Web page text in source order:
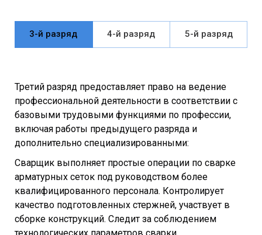
3-й разряд 4-й разряд 5-й разряд
Третий разряд предоставляет право на ведение
профессиональной деятельности в соответствии с
базовыми трудовыми функциями по профессии,
включая работы предыдущего разряда и
дополнительно специализированными:
Сварщик выполняет простые операции по сварке
арматурных сеток под руководством более
квалифицированного персонала. Контролирует
качество подготовленных стержней, участвует в
сборке конструкций. Следит за соблюдением